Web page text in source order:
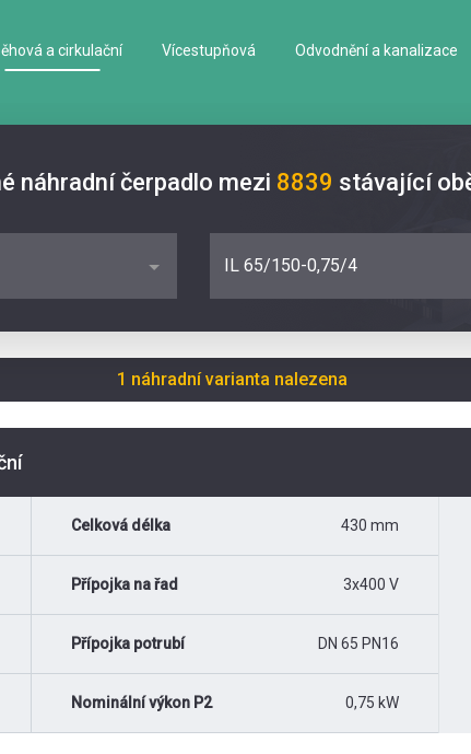
a cirkulační Vícestupňová Odvodnění a kanalizace
náhradní čerpadlo mezi 8839 stávající
IL 65/150-0,75/4
1 náhradní varianta nalezena
Celková délka 430 mm
Přípojka na řad 3x400 V
Přípojka potrubí DN 65 PN16
Nominální výkon P2 0,75 kW